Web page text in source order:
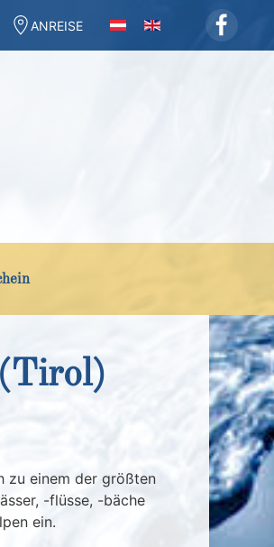
ANREISE
zu einem der größten
-flüsse, -bäche
ein.